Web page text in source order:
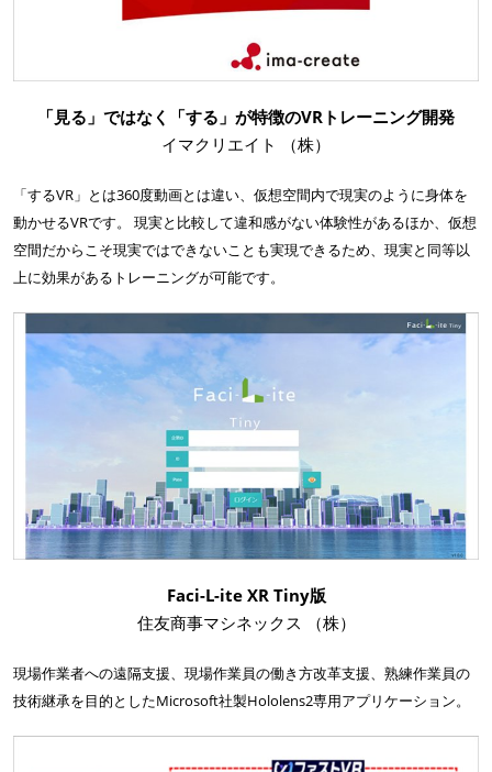
「見る」ではなく「する」が特徴のVRトレーニング開発
イマクリエイト （株）
「するVR」とは360度動画とは違い、仮想空間内で現実のように身体を
動かせるVRです。 現実と比較して違和感がない体験性があるほか、仮想
空間だからこそ現実ではできないことも実現できるため、現実と同等以
上に効果があるトレーニングが可能です。
Faci-L-ite XR Tiny版
住友商事マシネックス （株）
現場作業者への遠隔支援、現場作業員の働き方改革支援、熟練作業員の
技術継承を目的としたMicrosoft社製Hololens2専用アプリケーション。